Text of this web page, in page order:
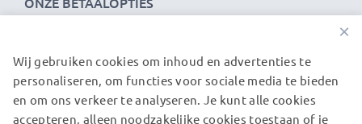
ONZE VERZENDPARTNERS
×
Wij gebruiken cookies om inhoud en advertenties te
personaliseren, om functies voor sociale media te bieden
en om ons verkeer te analyseren. Je kunt alle cookies
accepteren, alleen noodzakelijke cookies toestaan of je